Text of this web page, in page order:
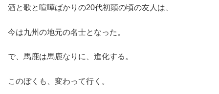
酒と歌と喧嘩ばかりの20代初頭の頃の友人は、
今は九州の地元の名士となった。
で、馬鹿は馬鹿なりに、進化する。
このぼくも、変わって行く。